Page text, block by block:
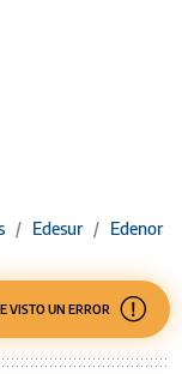
/ Edesur / Edenor
VISTO UN ERROR